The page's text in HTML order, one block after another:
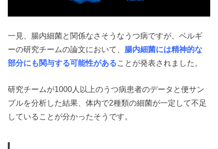
一見、腸内細菌と関係なさそうなうつ病ですが、ベルギ
ーの研究チームの論文において、 腸内細菌には精神的な
部分にも関与する可能性があることが発表されました。
研究チームが1000人以上のうつ病患者のデータと便サン
プルを分析した結果、体内で2種類の細菌が一定して不足
していることが分かったそうです。